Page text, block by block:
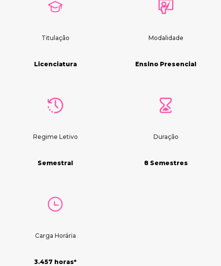
Titulação
Licenciatura
Modalidade
Ensino Presencial
Regime Letivo
Semestral
Duração
8 Semestres
Carga Horária
3.457 horas*